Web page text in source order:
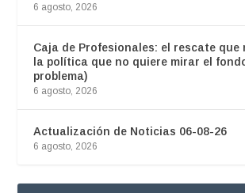
6 agosto, 2026
Caja de Profesionales: el rescate que
la política que no quiere mirar el
problema)
6 agosto, 2026
Actualización de Noticias 06-08-26
6 agosto, 2026